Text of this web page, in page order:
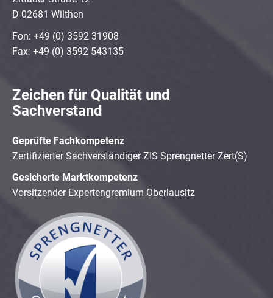
D-02681 Wilthen
Fon: +49 (0) 3592 31908
Fax: +49 (0) 3592 543135
Zeichen für Qualität und
Sachverstand
Geprüfte Fachkompetenz
Zertifizierter Sachverständiger ZIS Sprengnetter Zert(S)
Gesicherte Marktkompetenz
Vorsitzender Expertengremium Oberlausitz